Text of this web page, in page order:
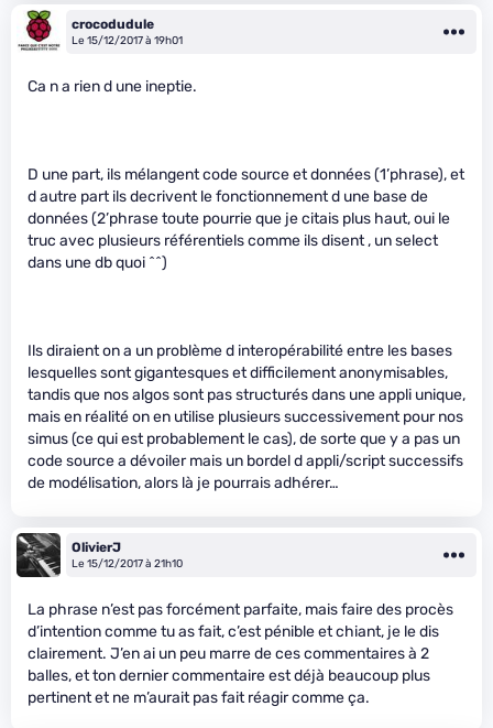
crocodudule
Le 15/12/2017 à 19h01
Ca n a rien d une ineptie.
D une part, ils mélangent code source et données (1’phrase), et
d autre part ils decrivent le fonctionnement d une base de
données (2’phrase toute pourrie que je citais plus haut, oui le
truc avec plusieurs référentiels comme ils disent , un select
dans une db quoi ^^)
Ils diraient on a un problème d interopérabilité entre les bases
lesquelles sont gigantesques et difficilement anonymisables,
tandis que nos algos sont pas structurés dans une appli unique,
mais en réalité on en utilise plusieurs successivement pour nos
simus (ce qui est probablement le cas), de sorte que y a pas un
code source a dévoiler mais un bordel d appli/script successifs
de modélisation, alors là je pourrais adhérer…
OlivierJ
Le 15/12/2017 à 21h10
La phrase n’est pas forcément parfaite, mais faire des procès
d’intention comme tu as fait, c’est pénible et chiant, je le dis
clairement. J’en ai un peu marre de ces commentaires à 2
balles, et ton dernier commentaire est déjà beaucoup plus
pertinent et ne m’aurait pas fait réagir comme ça.